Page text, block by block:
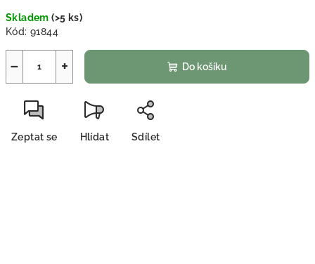
Skladem(>5 ks)
Kód: 91844
+
− Do košíku
Zeptat se Hlídat Sdílet